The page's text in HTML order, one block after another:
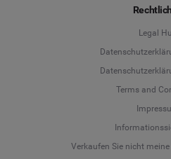
Legal
Terms and
Verkaufen Sie nicht